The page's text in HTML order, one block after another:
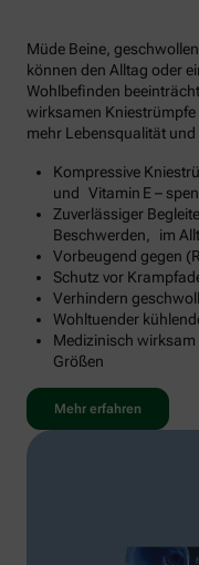
Müde Beine,
können den Alltag oder
Wohlbefinden
wirksamen Kniestrümpfe
mehr Lebensqualität
Kompressive
und Vitamin E –
Zuverlässiger
Beschwerden, im
Vorbeugend gegen
Schutz vor
Verhindern
Wohltuender
Medizinisch
Größen
Mehr erfahren